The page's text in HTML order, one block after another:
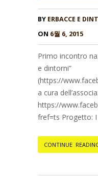
BY ERBACCE E
ON 6월 6, 2015
Primo incontro
e dintorni”
(https://
a cura
https://
fref=ts Progetto:
CONTINUE